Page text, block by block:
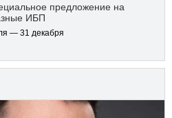
предложение на
ИБП
— 31 декабря